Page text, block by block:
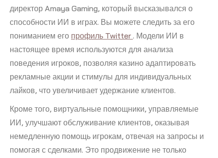
директор Amaya Gaming, который высказывался о
способности ИИ в играх. Вы можете следить за его
пониманием его профиль Twitter . Модели ИИ в
настоящее время используются для анализа
поведения игроков, позволяя казино адаптировать
рекламные акции и стимулы для индивидуальных
лайков, что увеличивает удержание клиентов.
Кроме того, виртуальные помощники, управляемые
ИИ, улучшают обслуживание клиентов, оказывая
немедленную помощь игрокам, отвечая на запросы и
помогая с сделками. Это продвижение не только